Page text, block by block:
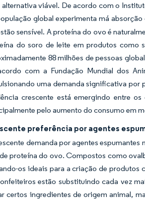
alternativa viável. De acordo com o
global experimenta má absorção
sensível. A proteína do ovo é
do soro de leite em produtos como
88 milhões de pessoas
com a Fundação Mundial dos
uma demanda significativa por
crescente está emergindo entre
pelo aumento do consumo em
preferência por agentes
demanda por agentes
proteína do ovo. Compostos como
os ideais para a criação de produtos
estão substituindo cada vez
certos ingredientes de origem animal,